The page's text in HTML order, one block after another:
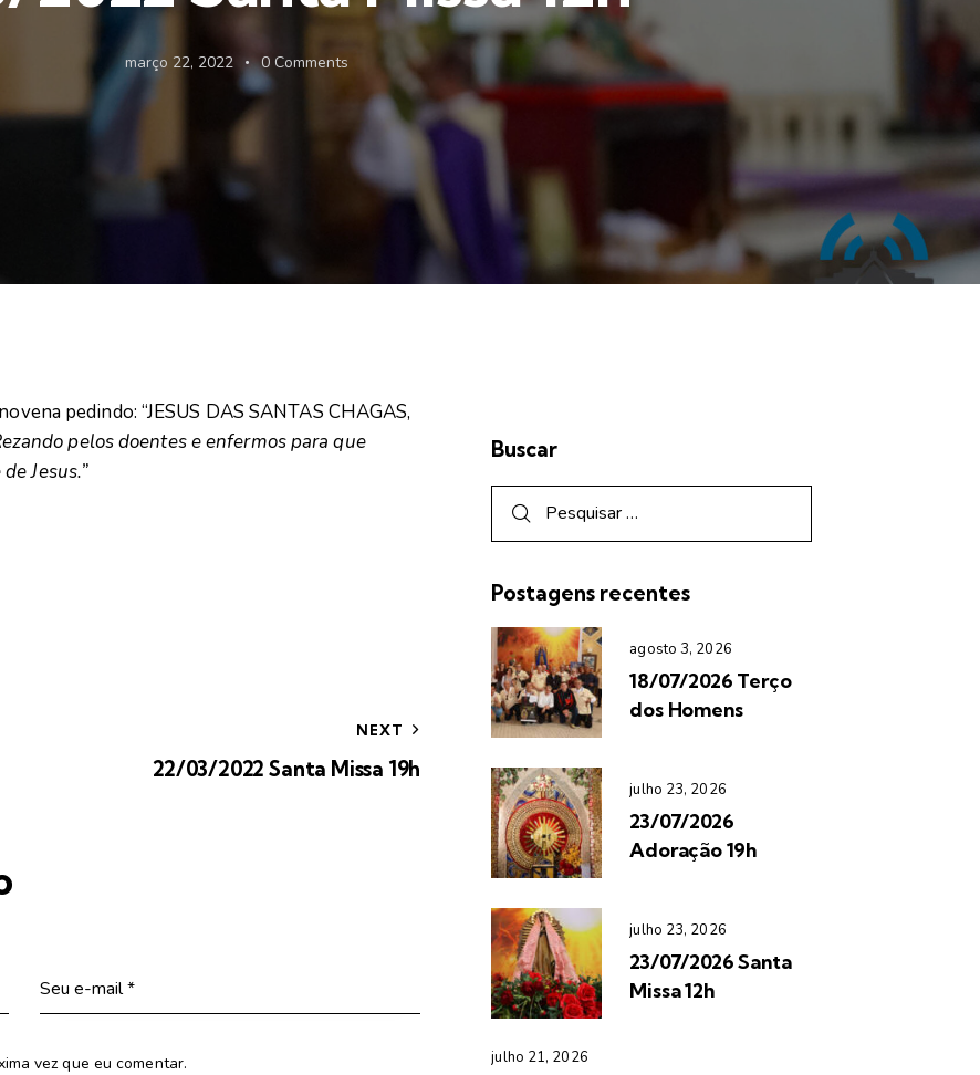
março 22, 2022 0 Comments
pedindo: “JESUS DAS SANTAS CHAGAS,
pelos doentes e enfermos para que
Jesus.”
NEXT
22/03/2022 Santa Missa 19h
vez que eu comentar.
Buscar
Postagens recentes
agosto 3, 2026
18/07/2026 Terço
dos Homens
julho 23, 2026
23/07/2026
Adoração 19h
julho 23, 2026
23/07/2026 Santa
Missa 12h
julho 21, 2026